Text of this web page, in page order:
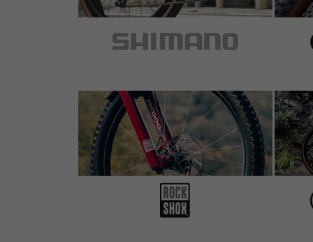
5 von 5 Sternenvon Arne P.am 02.09.2014
Gefällt mir für den Preis echt gut und läßt sich